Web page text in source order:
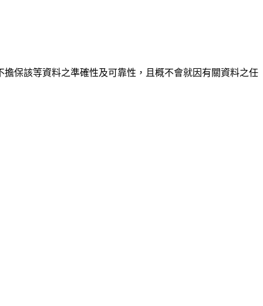
保該等資料之準確性及可靠性，且概不會就因有關資料之任